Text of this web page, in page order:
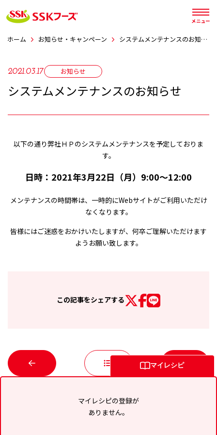
メニュー
ホーム お知らせ・キャンペーン システムメンテナンスのお知らせ
2021.03.17 お知らせ
システムメンテナンスのお知らせ
以下の通り弊社ＨＰのシステムメンテナンスを予定しておりま
す。
日時：2021年3月22日（月）9:00～12:00
メンテナンスの時間帯は、一時的にWebサイトがご利用いただけ
なくなります。
皆様にはご迷惑をおかけいたしますが、何卒ご理解いただけます
ようお願い致します。
この記事をシェアする
マイレシピ
マイレシピの登録が
ありません。